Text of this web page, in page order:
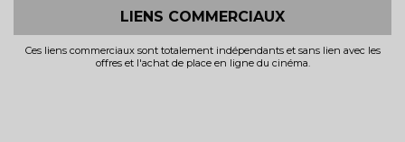
LIENS COMMERCIAUX
Ces liens commerciaux sont totalement indépendants et sans lien avec les
offres et l'achat de place en ligne du cinéma.